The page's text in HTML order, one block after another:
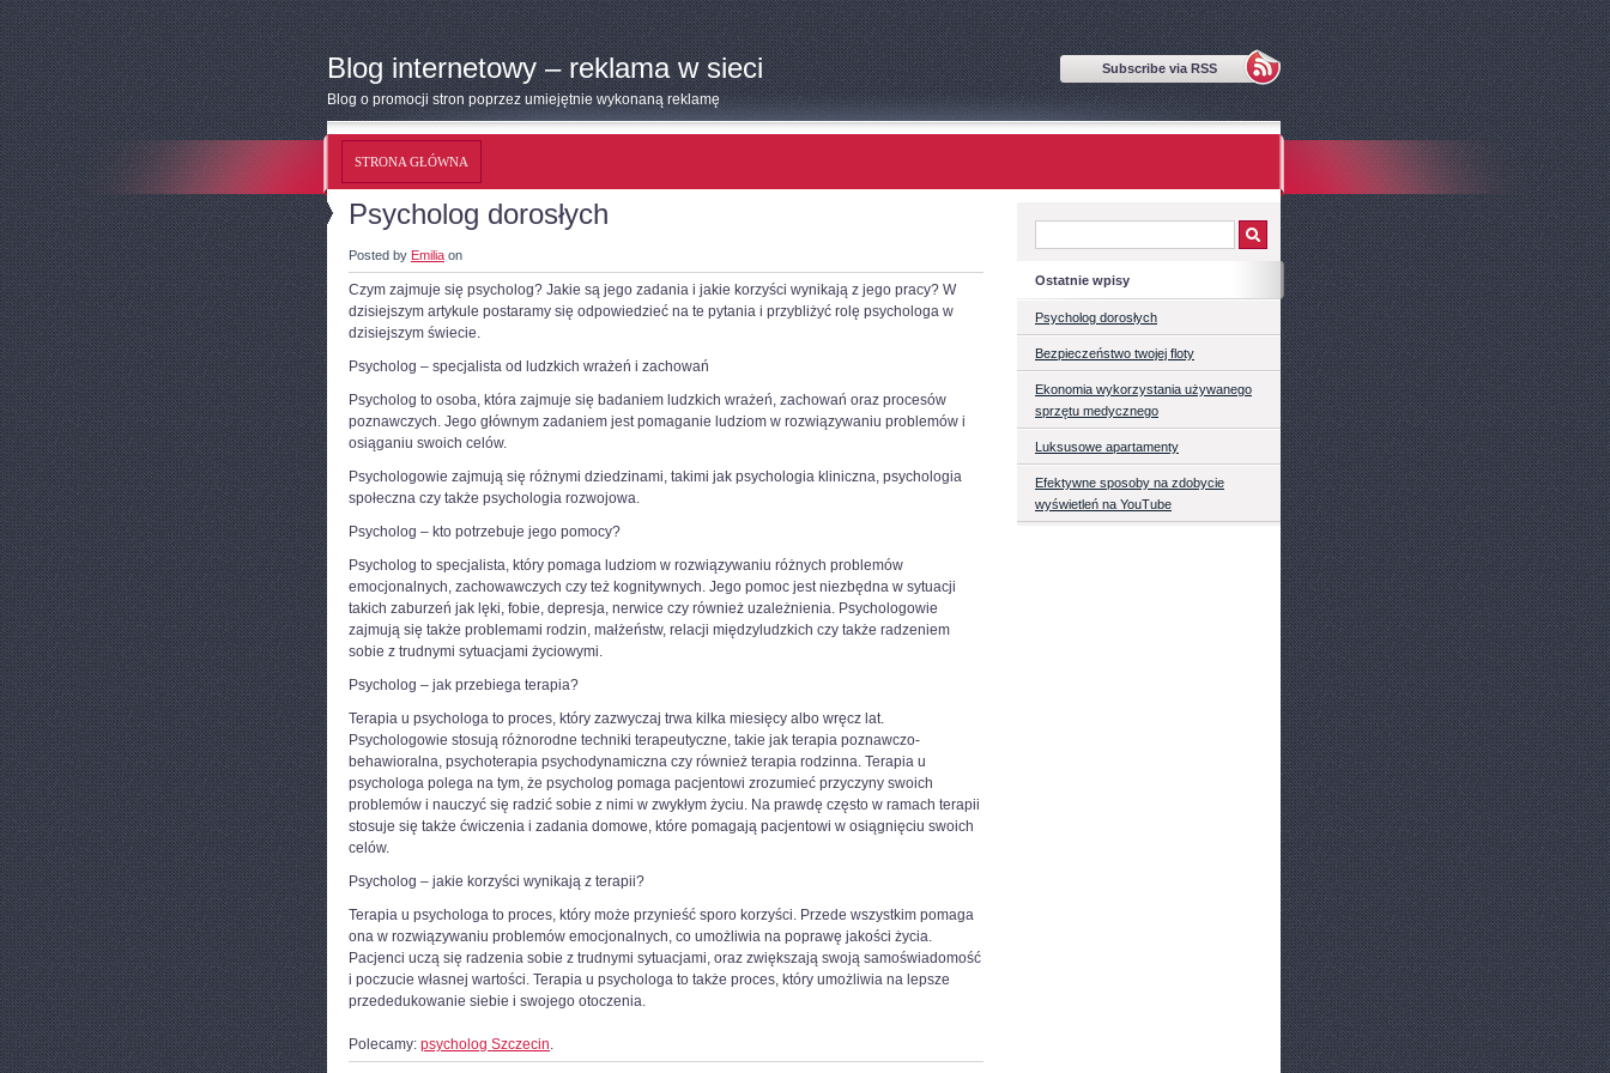
Blog internetowy – reklama w sieci
Blog o promocji stron poprzez umiejętnie wykonaną reklamę
Subscribe via RSS
STRONA GŁÓWNA
Psycholog dorosłych
Posted by Emilia on
Czym zajmuje się psycholog? Jakie są jego zadania i jakie korzyści wynikają z jego pracy? W
dzisiejszym artykule postaramy się odpowiedzieć na te pytania i przybliżyć rolę psychologa w
dzisiejszym świecie.
Psycholog – specjalista od ludzkich wrażeń i zachowań
Psycholog to osoba, która zajmuje się badaniem ludzkich wrażeń, zachowań oraz procesów
poznawczych. Jego głównym zadaniem jest pomaganie ludziom w rozwiązywaniu problemów i
osiąganiu swoich celów.
Psychologowie zajmują się różnymi dziedzinami, takimi jak psychologia kliniczna, psychologia
społeczna czy także psychologia rozwojowa.
Psycholog – kto potrzebuje jego pomocy?
Psycholog to specjalista, który pomaga ludziom w rozwiązywaniu różnych problemów
emocjonalnych, zachowawczych czy też kognitywnych. Jego pomoc jest niezbędna w sytuacji
takich zaburzeń jak lęki, fobie, depresja, nerwice czy również uzależnienia. Psychologowie
zajmują się także problemami rodzin, małżeństw, relacji międzyludzkich czy także radzeniem
sobie z trudnymi sytuacjami życiowymi.
Psycholog – jak przebiega terapia?
Terapia u psychologa to proces, który zazwyczaj trwa kilka miesięcy albo wręcz lat.
Psychologowie stosują różnorodne techniki terapeutyczne, takie jak terapia poznawczo-
behawioralna, psychoterapia psychodynamiczna czy również terapia rodzinna. Terapia u
psychologa polega na tym, że psycholog pomaga pacjentowi zrozumieć przyczyny swoich
problemów i nauczyć się radzić sobie z nimi w zwykłym życiu. Na prawdę często w ramach terapii
stosuje się także ćwiczenia i zadania domowe, które pomagają pacjentowi w osiągnięciu swoich
celów.
Psycholog – jakie korzyści wynikają z terapii?
Terapia u psychologa to proces, który może przynieść sporo korzyści. Przede wszystkim pomaga
ona w rozwiązywaniu problemów emocjonalnych, co umożliwia na poprawę jakości życia.
Pacjenci uczą się radzenia sobie z trudnymi sytuacjami, oraz zwiększają swoją samoświadomość
i poczucie własnej wartości. Terapia u psychologa to także proces, który umożliwia na lepsze
przededukowanie siebie i swojego otoczenia.
Polecamy: psycholog Szczecin.
Ostatnie wpisy
Psycholog dorosłych
Bezpieczeństwo twojej floty
Ekonomia wykorzystania używanego
sprzętu medycznego
Luksusowe apartamenty
Efektywne sposoby na zdobycie
wyświetleń na YouTube